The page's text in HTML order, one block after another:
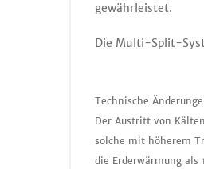
gewährleistet.
Die Multi-Split-
Technische
Der Austritt von
solche mit höherem
die Erderwärmung als